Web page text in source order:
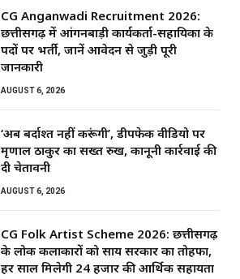
CG Anganwadi Recruitment 2026:
छत्तीसगढ़ में आंगनबाड़ी कार्यकर्ता-सहायिका के
पदों पर भर्ती, जानें आवेदन से जुड़ी पूरी
जानकारी
AUGUST 6, 2026
‘अब बर्दाश्त नहीं करूंगी’, डीपफेक वीडियो पर
मृणाल ठाकुर का सख्त रुख, कानूनी कार्रवाई की
दी चेतावनी
AUGUST 6, 2026
CG Folk Artist Scheme 2026: छत्तीसगढ़
के लोक कलाकारों को साय सरकार का तोहफा,
हर साल मिलेगी 24 हजार की आर्थिक सहायता